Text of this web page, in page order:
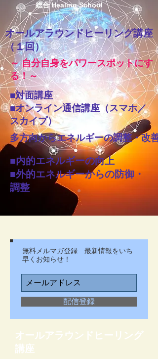
総合 Healing School
オールアラウンドヒーリング講座
（１回）
​～ 自分自身をパワースポットにす
る！～
■対面講座
■オンライン通信講座（スマホ／
スカイプ）
多方向からエネルギーの調整・改善
​■内的エネルギーの向上
■外的エネルギーからの防御・
調整​
無料メルマガ登録 最新情報をいち
早くお知らせ！
配信登録
​オールアラウンドヒーリング
講座